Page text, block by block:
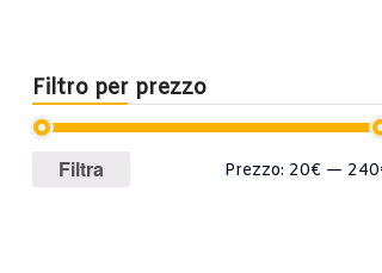
Filtro per prezzo
Prezzo
Prezzo
Filtra Prezzo: 20€ —